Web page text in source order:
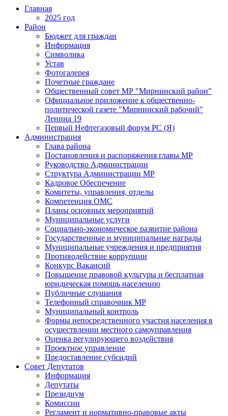
Главная
2025 год
Район
Бюджет для граждан
Информация
Символика
Устав
Фотогалерея
Почетные граждане
Общественный совет МР "Мирнинский район"
Официальное приложение к общественно-
политической газете "Мирнинский рабочий"
Ленина 19
Первый Нефтегазовый форум РС (Я)
Администрация
Глава района
Постановления и распоряжения главы МР
Руководство Администрации
Структура Администрации МР
Кадровое Обеспечение
Комитеты, управления, отделы
Компетенция ОМС
Планы основных мероприятий
Муниципальные услуги
Социально-экономическое развитие района
Государственные и муниципальные награды
Муниципальные учреждения и предприятия
Противодействие коррупции
Конкурс Вакансий
Повышение правовой культуры и бесплатная
юридическая помощь населению
Публичные слушания
Телефонный справочник МР
Муниципальный контроль
Формы непосредственного участия населения в
осуществлении местного самоуправления
Оценка регулирующего воздействия
Проектное управление
Предоставление субсидий
Совет Депутатов
Информация
Депутаты
Президиум
Комиссии
Регламент и нормативно-правовые акты